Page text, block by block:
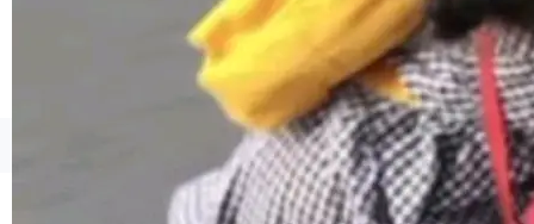
生成与复杂版式组织； 更稳定的图...
©OSCHINA(OSChina.NET) 京ICP备2025119063号